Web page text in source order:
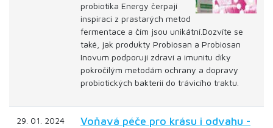
probiotika Energy čerpají
inspiraci z prastarých metod
fermentace a čím jsou unikátní.Dozvíte se
také, jak produkty Probiosan a Probiosan
Inovum podporují zdraví a imunitu díky
pokročilým metodám ochrany a dopravy
probiotických bakterií do trávicího traktu.
29. 01. 2024
Voňavá péče pro krásu i odvahu -